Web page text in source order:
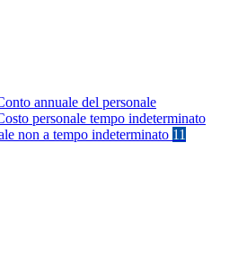
annuale del personale
personale tempo indeterminato
non a tempo indeterminato 11